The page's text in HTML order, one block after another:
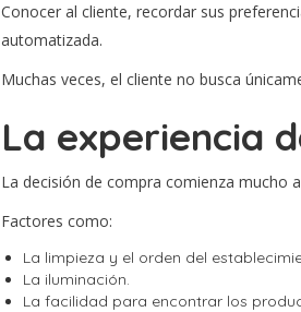
Conocer al cliente, recordar sus
automatizada.
Muchas veces, el cliente no busca
La experiencia
La decisión de compra comienza mucho
Factores como:
La limpieza y el orden del
La iluminación.
La facilidad para encontrar los